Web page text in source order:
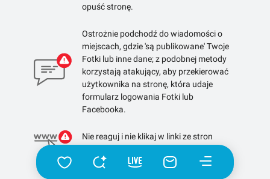
opuść stronę.
Ostrożnie podchodź do wiadomości o
miejscach, gdzie 'są publikowane' Twoje
Fotki lub inne dane; z podobnej metody
korzystają atakujący, aby przekierować
użytkownika na stronę, która udaje
formularz logowania Fotki lub
Facebooka.
Nie reaguj i nie klikaj w linki ze stron